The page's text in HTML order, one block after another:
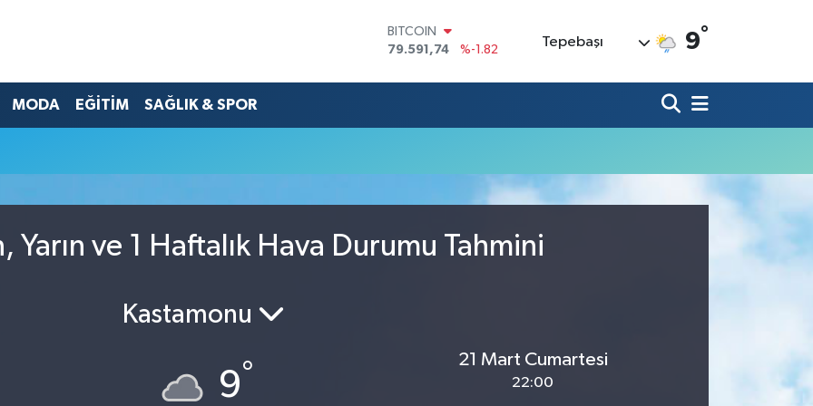
BITCOIN
79.591,74
%-1.82
45,43620
%0.02
%0.19
14.598,00
%0
Tepebaşı 9°
MODA EĞİTİM SAĞLIK & SPOR
Yarın ve 1 Haftalık Hava Durumu Tahmini
Kastamonu
9°
21 Mart Cumartesi
22:00